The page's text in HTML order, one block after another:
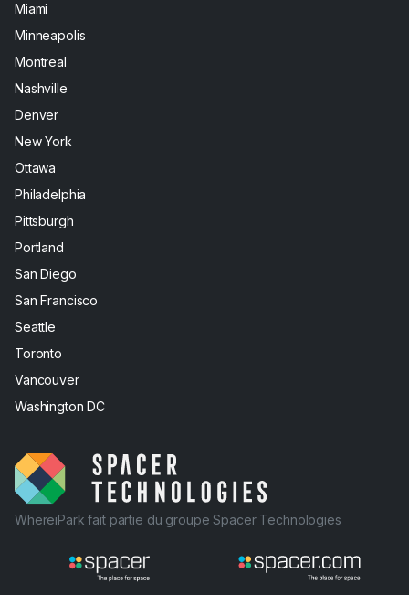
Miami
Minneapolis
Montreal
Nashville
Denver
New York
Ottawa
Philadelphia
Pittsburgh
Portland
San Diego
San Francisco
Seattle
Toronto
Vancouver
Washington DC
WhereiPark fait partie du groupe Spacer Technologies